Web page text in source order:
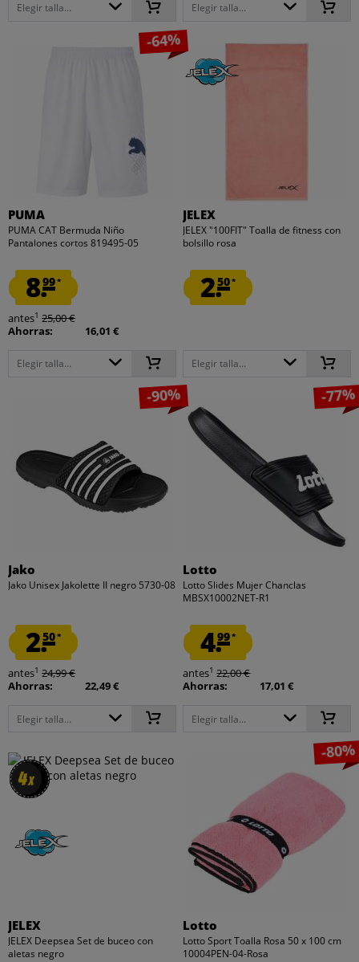
Elegir talla... Elegir talla...
-64%
PUMA
PUMA CAT Bermuda Niño
Pantalones cortos 819495-05
8.99*
antes1 25,00 €
Ahorras:
16,01 €
Elegir talla...
JELEX
JELEX "100FIT" Toalla de fitness con
bolsillo rosa
2.50*
Elegir talla...
-90%
Jako
Jako Unisex Jakolette II negro 5730-08
2.50*
antes1 24,99 €
Ahorras:
22,49 €
Elegir talla...
-77%
Lotto
Lotto Slides Mujer Chanclas
MBSX10002NET-R1
4.99*
antes1 22,00 €
Ahorras:
17,01 €
Elegir talla...
4x
4x
JELEX
JELEX Deepsea Set de buceo con
aletas negro
-80%
Lotto
Lotto Sport Toalla Rosa 50 x 100 cm
10004PEN-04-Rosa